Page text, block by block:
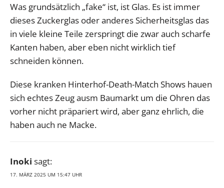
Was grundsätzlich „fake“ ist, ist Glas. Es ist immer
dieses Zuckerglas oder anderes Sicherheitsglas das
in viele kleine Teile zerspringt die zwar auch scharfe
Kanten haben, aber eben nicht wirklich tief
schneiden können.
Diese kranken Hinterhof-Death-Match Shows hauen
sich echtes Zeug ausm Baumarkt um die Ohren das
vorher nicht präpariert wird, aber ganz ehrlich, die
haben auch ne Macke.
Inoki sagt:
17. MÄRZ 2025 UM 15:47 UHR